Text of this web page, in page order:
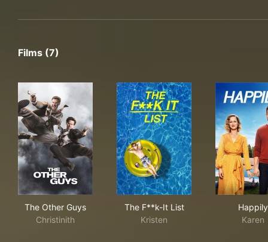
Films (7)
The Other Guys
Christinith
The F**k-It List
Kristen
Happily
Karen